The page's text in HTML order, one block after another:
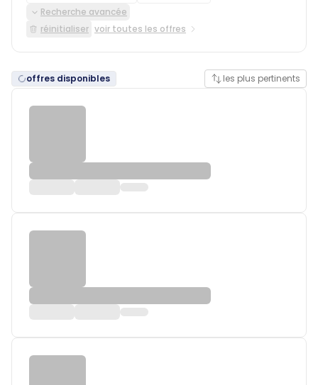
Recherche avancée
réinitialiser voir toutes les offres
offres disponibles les plus pertinents